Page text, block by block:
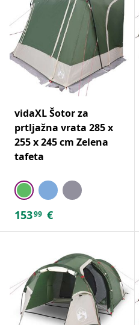
vidaXL Šotor za
prtljažna vrata 285 x
255 x 245 cm Zelena
tafeta
15399 €